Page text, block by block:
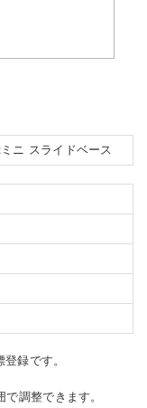
ニ スライドベース
録です。
調整できます。